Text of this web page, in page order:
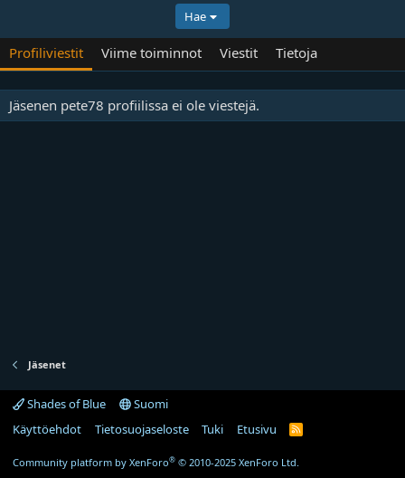
Hae
Profiliviestit Viime toiminnot Viestit Tietoja
Jäsenen pete78 profiilissa ei ole viestejä.
Jäsenet
Shades of Blue
Suomi
Käyttöehdot
Tietosuojaseloste Tuki Etusivu
R
Community platform by XenForo® © 2010-2025 XenForo Ltd.